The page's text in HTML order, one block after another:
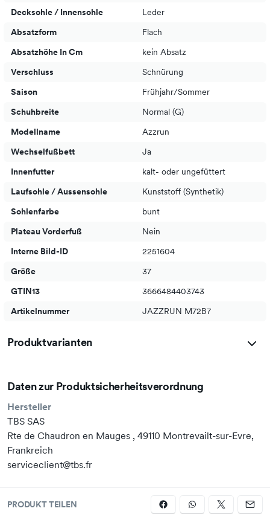
Decksohle / Innensohle
Leder
Absatzform
Flach
Absatzhöhe In Cm
kein Absatz
Verschluss
Schnürung
Saison
Frühjahr/Sommer
Schuhbreite
Normal (G)
Modellname
Azzrun
Wechselfußbett
Ja
Innenfutter
kalt- oder ungefüttert
Laufsohle / Aussensohle
Kunststoff (Synthetik)
Sohlenfarbe
bunt
Plateau Vorderfuß
Nein
Interne Bild-ID
2251604
Größe
37
GTIN13
3666484403743
Artikelnummer
JAZZRUN M72B7
Produktvarianten
Daten zur Produktsicherheitsverordnung
Hersteller
TBS SAS
Rte de Chaudron en Mauges , 49110 Montrevailt-sur-Evre,
Frankreich
serviceclient@tbs.fr
PRODUKT TEILEN